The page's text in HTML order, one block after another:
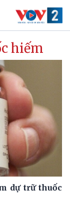
hiếm
dự trữ thuốc